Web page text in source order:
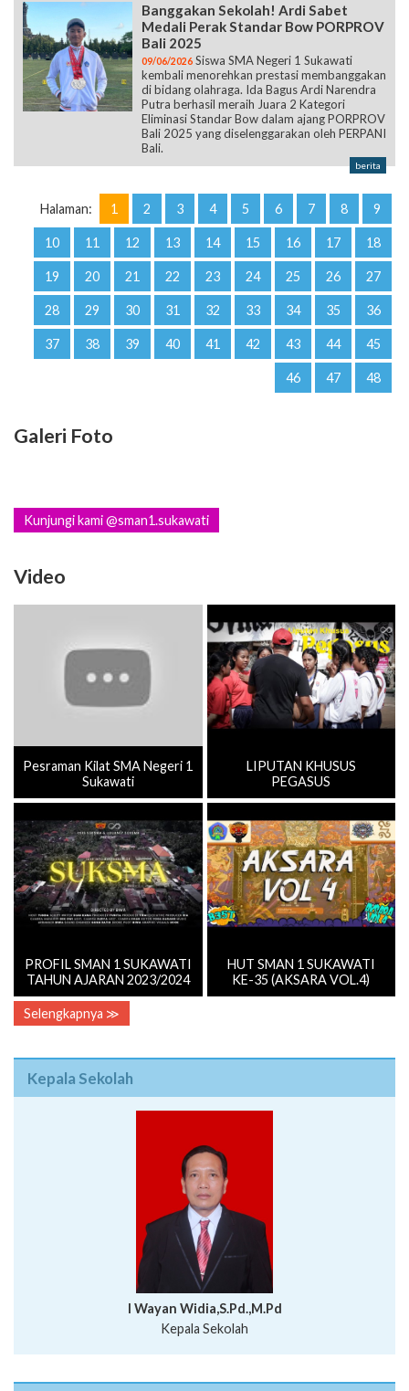
Banggakan Sekolah! Ardi Sabet
Medali Perak Standar Bow PORPROV
Bali 2025
09/06/2026 Siswa SMA Negeri 1 Sukawati
kembali menorehkan prestasi membanggakan
di bidang olahraga. Ida Bagus Ardi Narendra
Putra berhasil meraih Juara 2 Kategori
Eliminasi Standar Bow dalam ajang PORPROV
Bali 2025 yang diselenggarakan oleh PERPANI
Bali.
berita
Halaman: 1 2 3 4 5 6 7 8 9
10 11 12 13 14 15 16 17 18
19 20 21 22 23 24 25 26 27
28 29 30 31 32 33 34 35 36
37 38 39 40 41 42 43 44 45
46 47 48
Galeri Foto
Kunjungi kami @sman1.sukawati
Video
Pesraman Kilat SMA Negeri 1
Sukawati
LIPUTAN KHUSUS
PEGASUS
PROFIL SMAN 1 SUKAWATI
TAHUN AJARAN 2023/2024
HUT SMAN 1 SUKAWATI
KE-35 (AKSARA VOL.4)
Selengkapnya ≫
Kepala Sekolah
I Wayan Widia,S.Pd.,M.Pd
Kepala Sekolah